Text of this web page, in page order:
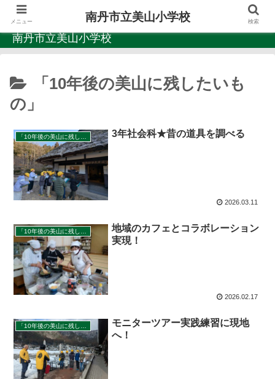
南丹市立美山小学校
「10年後の美山に残したいも
の」
「10年後の美山に残したいもの」 3年社会科★昔の道具を調べる
2026.03.11
地域のカフェとコラボレーション
実現！
2026.02.17
モニターツアー実践練習に現地
へ！
メニュー 南丹市立美山小学校 検索